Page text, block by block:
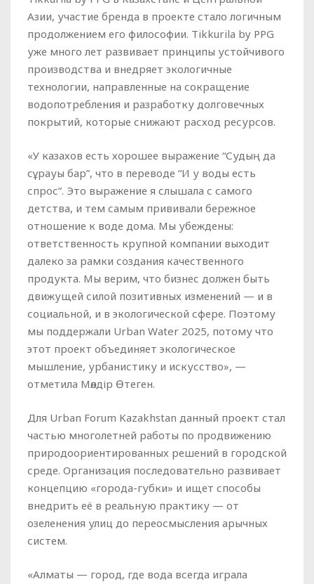
Азии, участие бренда в проекте стало логичным
продолжением его философии. Tikkurila by PPG
уже много лет развивает принципы устойчивого
производства и внедряет экологичные
технологии, направленные на сокращение
водопотребления и разработку долговечных
покрытий, которые снижают расход ресурсов.
«У казахов есть хорошее выражение “Судың да
сұрауы бар”, что в переводе “И у воды есть
спрос”. Это выражение я слышала с самого
детства, и тем самым прививали бережное
отношение к воде дома. Мы убеждены:
ответственность крупной компании выходит
далеко за рамки создания качественного
продукта. Мы верим, что бизнес должен быть
движущей силой позитивных изменений — и в
социальной, и в экологической сфере. Поэтому
мы поддержали Urban Water 2025, потому что
этот проект объединяет экологическое
мышление, урбанистику и искусство», —
отметила Мөлдір Өтеген.
Для Urban Forum Kazakhstan данный проект стал
частью многолетней работы по продвижению
природоориентированных решений в городской
среде. Организация последовательно развивает
концепцию «города-губки» и ищет способы
внедрить её в реальную практику — от
озеленения улиц до переосмысления арычных
систем.
«Алматы — город, где вода всегда играла